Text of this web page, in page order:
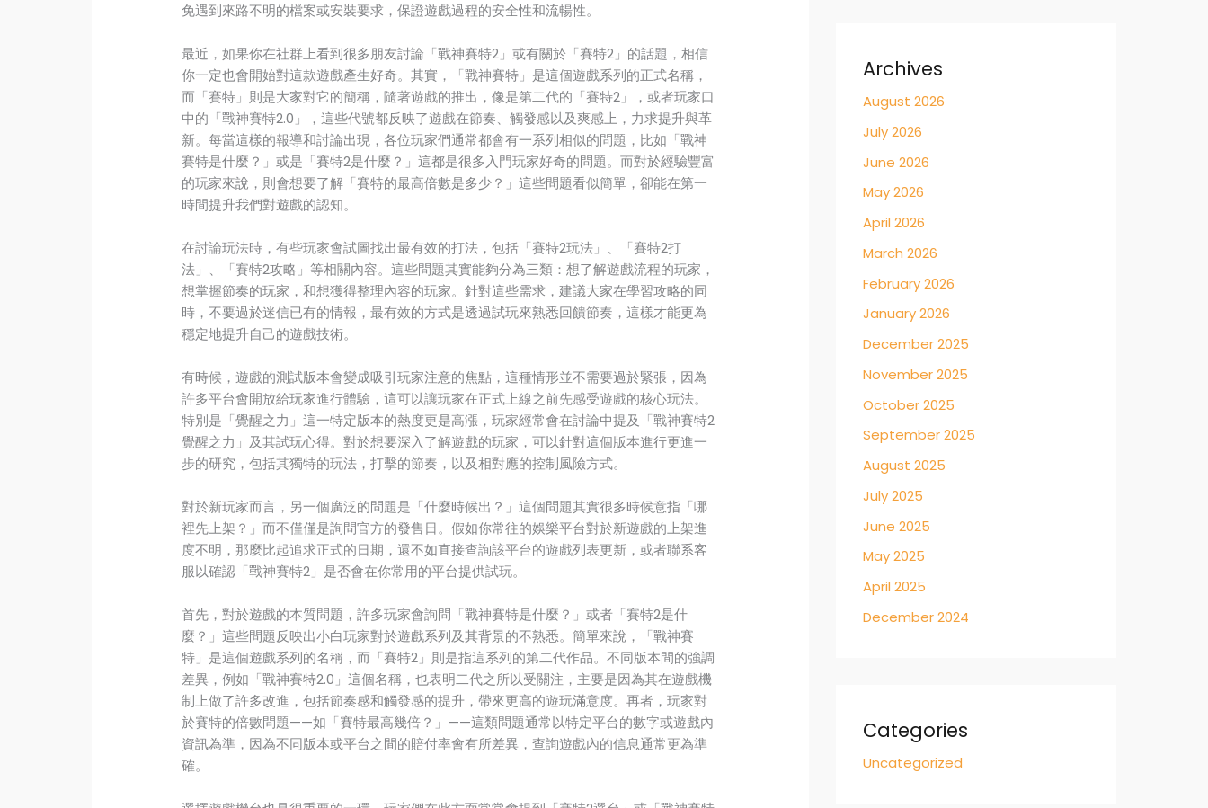
免遇到來路不明的檔案或安裝要求，保證遊戲過程的安全性和流暢性。
最近，如果你在社群上看到很多朋友討論「戰神賽特2」或有關於「賽特2」的話題，相信
你一定也會開始對這款遊戲產生好奇。其實，「戰神賽特」是這個遊戲系列的正式名稱，
而「賽特」則是大家對它的簡稱，隨著遊戲的推出，像是第二代的「賽特2」，或者玩家口
中的「戰神賽特2.0」，這些代號都反映了遊戲在節奏、觸發感以及爽感上，力求提升與革
新。每當這樣的報導和討論出現，各位玩家們通常都會有一系列相似的問題，比如「戰神
賽特是什麼？」或是「賽特2是什麼？」這都是很多入門玩家好奇的問題。而對於經驗豐富
的玩家來說，則會想要了解「賽特的最高倍數是多少？」這些問題看似簡單，卻能在第一
時間提升我們對遊戲的認知。
在討論玩法時，有些玩家會試圖找出最有效的打法，包括「賽特2玩法」、「賽特2打
法」、「賽特2攻略」等相關內容。這些問題其實能夠分為三類：想了解遊戲流程的玩家，
想掌握節奏的玩家，和想獲得整理內容的玩家。針對這些需求，建議大家在學習攻略的同
時，不要過於迷信已有的情報，最有效的方式是透過試玩來熟悉回饋節奏，這樣才能更為
穩定地提升自己的遊戲技術。
有時候，遊戲的測試版本會變成吸引玩家注意的焦點，這種情形並不需要過於緊張，因為
許多平台會開放給玩家進行體驗，這可以讓玩家在正式上線之前先感受遊戲的核心玩法。
特別是「覺醒之力」這一特定版本的熱度更是高漲，玩家經常會在討論中提及「戰神賽特2
覺醒之力」及其試玩心得。對於想要深入了解遊戲的玩家，可以針對這個版本進行更進一
步的研究，包括其獨特的玩法，打擊的節奏，以及相對應的控制風險方式。
對於新玩家而言，另一個廣泛的問題是「什麼時候出？」這個問題其實很多時候意指「哪
裡先上架？」而不僅僅是詢問官方的發售日。假如你常往的娛樂平台對於新遊戲的上架進
度不明，那麼比起追求正式的日期，還不如直接查詢該平台的遊戲列表更新，或者聯系客
服以確認「戰神賽特2」是否會在你常用的平台提供試玩。
首先，對於遊戲的本質問題，許多玩家會詢問「戰神賽特是什麼？」或者「賽特2是什
麼？」這些問題反映出小白玩家對於遊戲系列及其背景的不熟悉。簡單來說，「戰神賽
特」是這個遊戲系列的名稱，而「賽特2」則是指這系列的第二代作品。不同版本間的強調
差異，例如「戰神賽特2.0」這個名稱，也表明二代之所以受關注，主要是因為其在遊戲機
制上做了許多改進，包括節奏感和觸發感的提升，帶來更高的遊玩滿意度。再者，玩家對
於賽特的倍數問題——如「賽特最高幾倍？」——這類問題通常以特定平台的數字或遊戲內
資訊為準，因為不同版本或平台之間的賠付率會有所差異，查詢遊戲內的信息通常更為準
確。
Archives
August 2026
July 2026
June 2026
May 2026
April 2026
March 2026
February 2026
January 2026
December 2025
November 2025
October 2025
September 2025
August 2025
July 2025
June 2025
May 2025
April 2025
December 2024
Categories
Uncategorized